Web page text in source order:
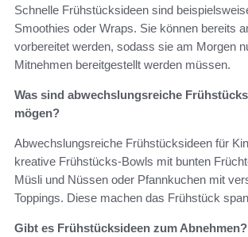
Schnelle Frühstücksideen sind
Smoothies oder Wraps. Sie können bereits
vorbereitet werden, sodass sie am Morgen
Mitnehmen bereitgestellt werden müssen.
Was sind abwechslungsreiche
mögen?
Abwechslungsreiche Frühstücksideen für
kreative Frühstücks-Bowls mit bunten
Müsli und Nüssen oder Pfannkuchen mit
Toppings. Diese machen das Frühstück
Gibt es Frühstücksideen zum Abnehmen?